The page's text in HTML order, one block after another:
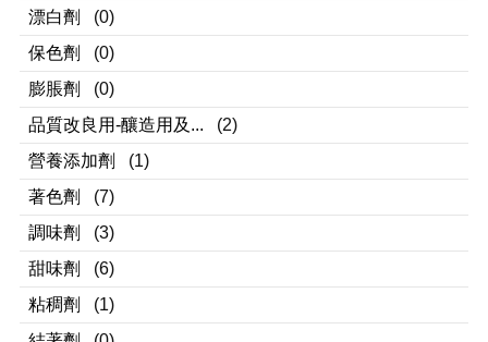
漂白劑
(0)
保色劑
(0)
膨脹劑
(0)
品質改良用-釀造用及...
(2)
營養添加劑
(1)
著色劑
(7)
調味劑
(3)
甜味劑
(6)
粘稠劑
(1)